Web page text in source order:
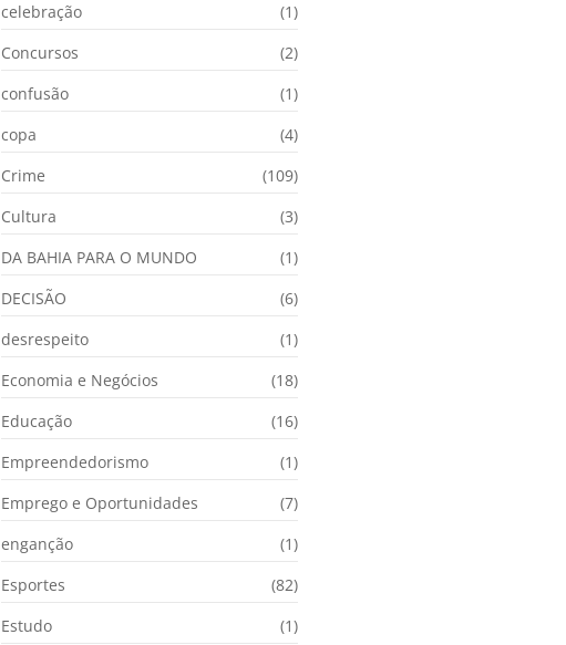
celebração
(1)
Concursos
(2)
confusão
(1)
copa
(4)
Crime
(109)
Cultura
(3)
DA BAHIA PARA O MUNDO
(1)
DECISÃO
(6)
desrespeito
(1)
Economia e Negócios
(18)
Educação
(16)
Empreendedorismo
(1)
Emprego e Oportunidades
(7)
enganção
(1)
Esportes
(82)
Estudo
(1)